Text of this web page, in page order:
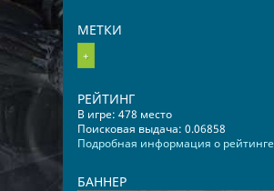
МЕТКИ
+
РЕЙТИНГ
В игре: 478 место
Поисковая выдача: 0.06858
Подробная информация о рейтинге
БАННЕР